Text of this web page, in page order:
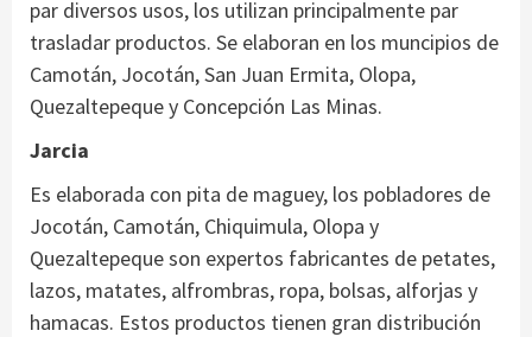
par diversos usos, los utilizan principalmente par
trasladar productos. Se elaboran en los muncipios de
Camotán, Jocotán, San Juan Ermita, Olopa,
Quezaltepeque y Concepción Las Minas.
Jarcia
Es elaborada con pita de maguey, los pobladores de
Jocotán, Camotán, Chiquimula, Olopa y
Quezaltepeque son expertos fabricantes de petates,
lazos, matates, alfrombras, ropa, bolsas, alforjas y
hamacas. Estos productos tienen gran distribución